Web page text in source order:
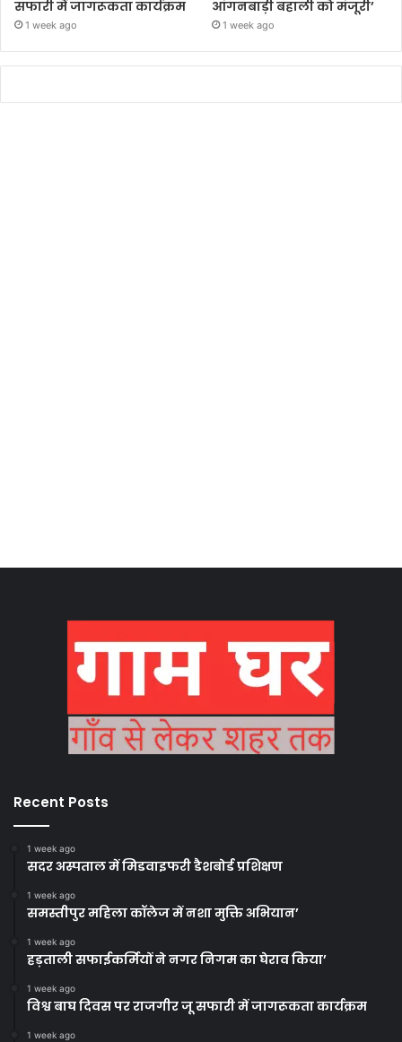
सफारी में जागरूकता कार्यक्रम
1 week ago
आंगनबाड़ी बहाली को मंजूरी’
1 week ago
Recent Posts
1 week ago
सदर अस्पताल में मिडवाइफरी डैशबोर्ड प्रशिक्षण
1 week ago
समस्तीपुर महिला कॉलेज में नशा मुक्ति अभियान’
1 week ago
हड़ताली सफाईकर्मियों ने नगर निगम का घेराव किया’
1 week ago
विश्व बाघ दिवस पर राजगीर जू सफारी में जागरूकता कार्यक्रम
1 week ago